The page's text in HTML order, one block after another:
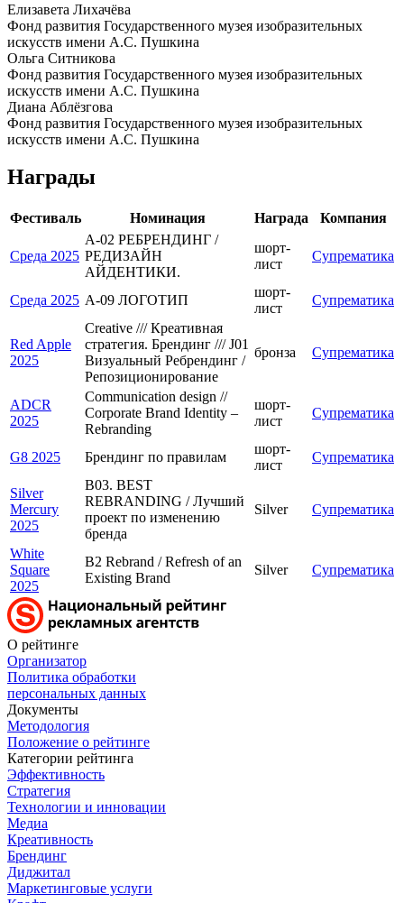
Елизавета Лихачёва
Фонд развития Государственного музея изобразительных
искусств имени А.С. Пушкина
Ольга Ситникова
Фонд развития Государственного музея изобразительных
искусств имени А.С. Пушкина
Диана Аблёзгова
Фонд развития Государственного музея изобразительных
искусств имени А.С. Пушкина
Награды
Фестиваль Номинация Награда Компания
Среда 2025
A-02 РЕБРЕНДИНГ /
РЕДИЗАЙН
АЙДЕНТИКИ.
шорт-
лист
Супрематика
Среда 2025 A-09 ЛОГОТИП
шорт-
лист
Супрематика
Red Apple
2025
Creative /// Креативная
стратегия. Брендинг /// J01
Визуальный Ребрендинг /
Репозиционирование
бронза Супрематика
ADCR
2025
Communication design //
Corporate Brand Identity –
Rebranding
шорт-
лист
Супрематика
G8 2025 Брендинг по правилам
шорт-
лист
Супрематика
Silver
Mercury
2025
B03. BEST
REBRANDING / Лучший
проект по изменению
бренда
Silver Супрематика
White
Square
2025
B2 Rebrand / Refresh of an
Еxisting Brand
Silver Супрематика
О рейтинге
Организатор
Политика обработки
персональных данных
Документы
Методология
Положение о рейтинге
Категории рейтинга
Эффективность
Стратегия
Технологии и инновации
Медиа
Креативность
Брендинг
Диджитал
Маркетинговые услуги